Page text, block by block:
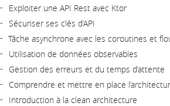
Exploiter une API Rest avec Ktor
Sécuriser ses clés d’API
Tâche asynchrone avec les coroutines et
Utilisation de données observables
Gestion des erreurs et du temps d’attente
Comprendre et mettre en place
Introduction à la clean architecture